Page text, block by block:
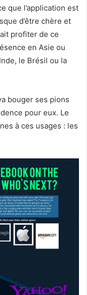
que l’application est
d’être chère et
profiter de ce
en Asie ou
le Brésil ou la
bouger ses pions
pour eux. Le
à ces usages : les